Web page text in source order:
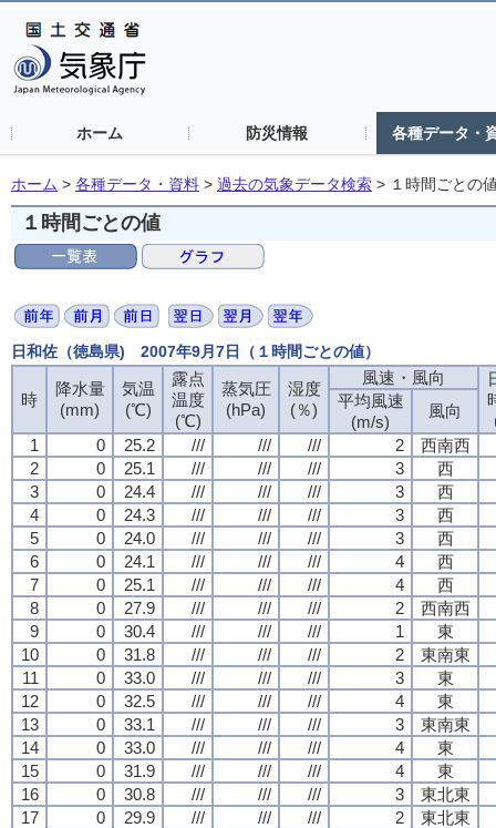
ホーム 防災情報 各種データ・
ホーム > 各種データ・資料 > 過去の気象データ検索 > １時間ごとの
１時間ごとの値
日和佐（徳島県) 2007年9月7日（１時間ごとの値）
時
降水量
(mm)
気温
(℃)
露点
温度
(℃)
蒸気圧
(hPa)
湿度
(％)
風速・風向
平均風速
(m/s)
風向
1
0 25.2 /// /// /// 2
西南西
2
0 25.1 /// /// /// 3
西
3
0 24.4 /// /// /// 3
西
4
0 24.3 /// /// /// 3
西
5
0 24.0 /// /// /// 3
西
6
0 24.1 /// /// /// 4
西
7
0 25.1 /// /// /// 4
西
8
0 27.9 /// /// /// 2
西南西
9
0 30.4 /// /// /// 1
東
10
0 31.8 /// /// /// 2
東南東
11
0 33.0 /// /// /// 3
東
12
0 32.5 /// /// /// 4
東
13
0 33.1 /// /// /// 3
東南東
14
0 33.0 /// /// /// 4
東
15
0 31.9 /// /// /// 4
東
16
0 30.8 /// /// /// 3
東北東
17
0 29.9 /// /// /// 2
東北東